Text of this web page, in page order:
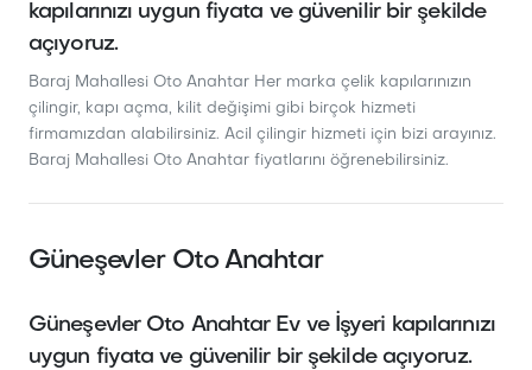
kapılarınızı uygun fiyata ve güvenilir bir şekilde
açıyoruz.
Baraj Mahallesi Oto Anahtar Her marka çelik kapılarınızın
çilingir, kapı açma, kilit değişimi gibi birçok hizmeti
firmamızdan alabilirsiniz. Acil çilingir hizmeti için bizi arayınız.
Baraj Mahallesi Oto Anahtar fiyatlarını öğrenebilirsiniz.
Güneşevler Oto Anahtar
Güneşevler Oto Anahtar Ev ve İşyeri kapılarınızı
uygun fiyata ve güvenilir bir şekilde açıyoruz.